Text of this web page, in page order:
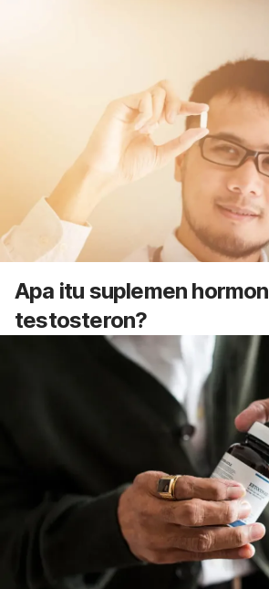
Apa itu suplemen hormon
testosteron?